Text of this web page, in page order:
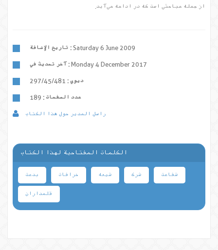
از جمله مباحثی است که در ادامه می‌آید.
تاريخ الإضافة : Saturday 6 June 2009
آخر تحديث في : Monday 4 December 2017
ديوي : 297/45/481
عدد الصفحات :
راسل المدير حول هذا الكتاب
الكلمات المفتاحية لهذا الكتاب
بدعت خرافات شیعه شرک شفاعت
قلمداران